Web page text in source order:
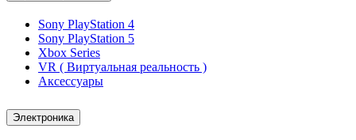
Sony PlayStation 4
Sony PlayStation 5
Xbox Series
VR ( Виртуальная реальность )
Аксессуары
Электроника